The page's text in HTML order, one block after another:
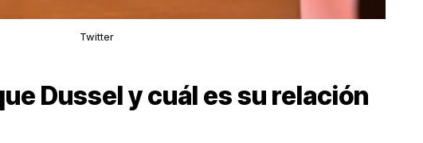
Twitter
Dussel y cuál es su relación